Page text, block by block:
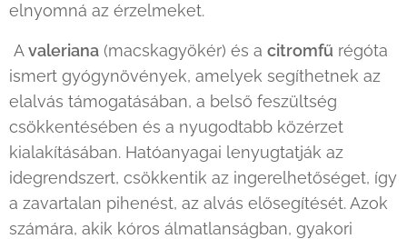
elnyomná az érzelmeket.
Avaleriana (macskagyökér) és a citromfű régóta
ismert gyógynövények, amelyek segíthetnek az
elalvás támogatásában, a belső feszültség
csökkentésében és a nyugodtabb közérzet
kialakításában. Hatóanyagai lenyugtatják az
idegrendszert, csökkentik az ingerelhetőséget, így
a zavartalan pihenést, az alvás elősegítését. Azok
számára, akik kóros álmatlanságban, gyakori